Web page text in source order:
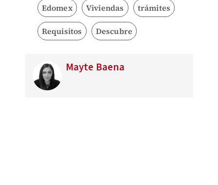
Edomex Viviendas trámites
Requisitos Descubre
Mayte Baena